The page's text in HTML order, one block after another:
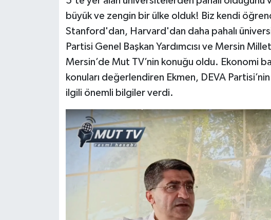
büyük ve zengin bir ülke olduk! Biz kendi
Stanford'dan, Harvard'dan daha pahalı
Partisi Genel Başkan Yardımcısı ve Mersin
Mersin’de Mut TV’nin konuğu oldu. Ekonomi
konuları değerlendiren Ekmen, DEVA
ilgili önemli bilgiler verdi.